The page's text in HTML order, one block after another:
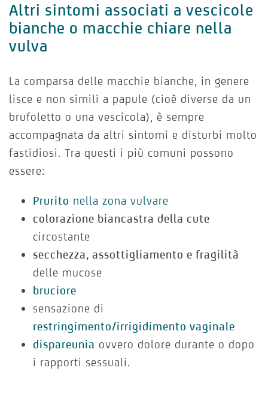
Altri sintomi associati a vescicole
bianche o macchie chiare nella
vulva
La comparsa delle macchie bianche, in genere
lisce e non simili a papule (cioè diverse da un
brufoletto o una vescicola), è sempre
accompagnata da altri sintomi e disturbi molto
fastidiosi. Tra questi i più comuni possono
essere:
Prurito nella zona vulvare
colorazione biancastra della cute
circostante
secchezza, assottigliamento e fragilità
delle mucose
bruciore
sensazione di
restringimento/irrigidimento vaginale
dispareunia ovvero dolore durante o dopo
i rapporti sessuali.